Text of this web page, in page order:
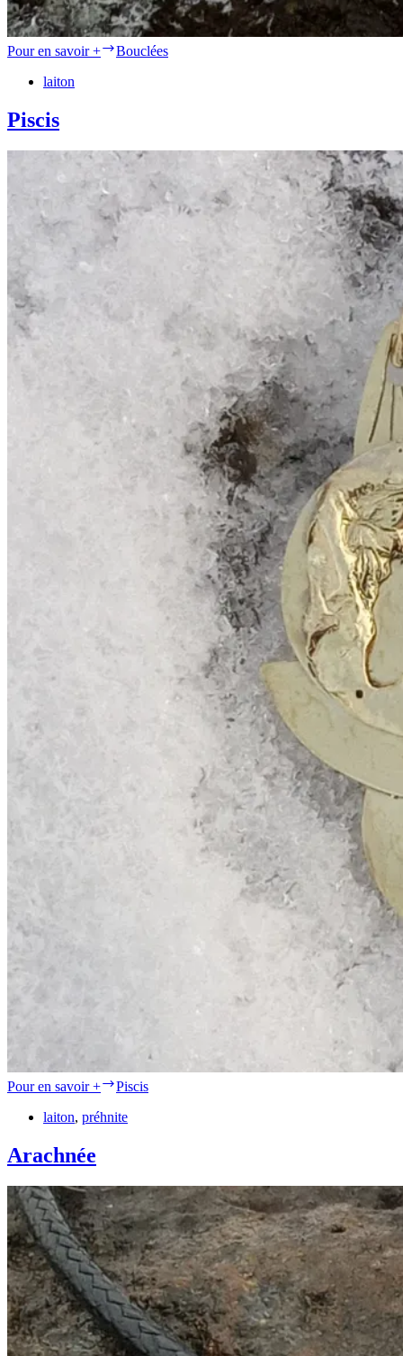
Pour en savoir +
Bouclées
laiton
Piscis
Pour en savoir +
Piscis
laiton, préhnite
Arachnée